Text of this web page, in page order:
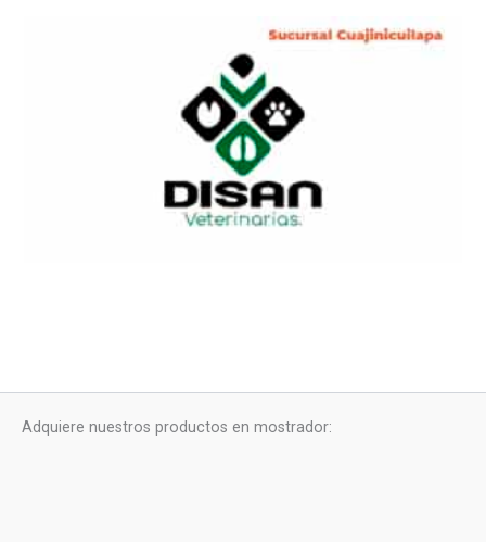
Adquiere nuestros productos en mostrador: